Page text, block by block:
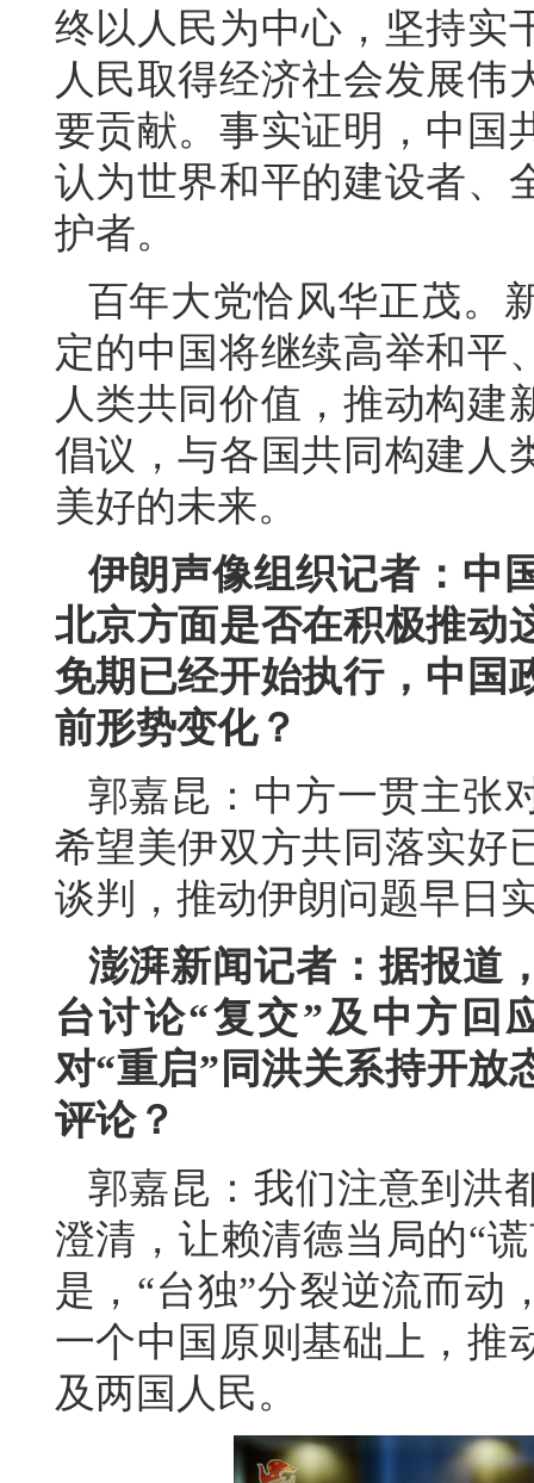
终以人民为中心，坚持实
人民取得经济社会发展伟
要贡献。事实证明，中国
认为世界和平的建设者、
护者。
百年大党恰风华正茂。
定的中国将继续高举和平
人类共同价值，推动构建
倡议，与各国共同构建人
美好的未来。
伊朗声像组织记者：中
北京方面是否在积极推动
免期已经开始执行，中国
前形势变化？
郭嘉昆：中方一贯主张
希望美伊双方共同落实好
谈判，推动伊朗问题早日
澎湃新闻记者：据报道
台讨论“复交”及中方回
对“重启”同洪关系持开放
评论？
郭嘉昆：我们注意到洪
澄清，让赖清德当局的“
是，“台独”分裂逆流而动
一个中国原则基础上，推
及两国人民。